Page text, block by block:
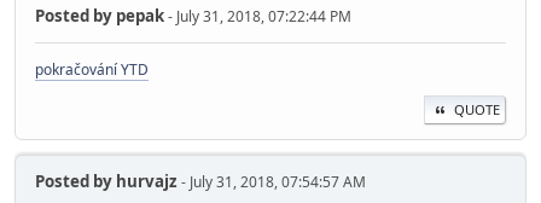
Posted by pepak- July 31, 2018, 07:22:44 PM
pokračování YTD
QUOTE
Posted by hurvajz - July 31, 2018, 07:54:57 AM